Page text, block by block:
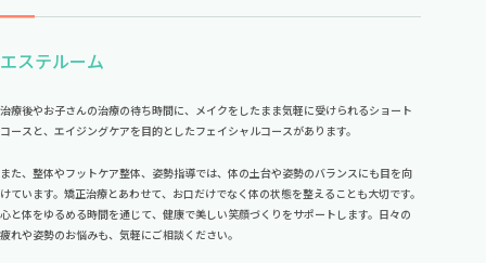
エステルーム
治療後やお子さんの治療の待ち時間に、メイクをしたまま気軽に受けられるショート
コースと、エイジングケアを目的としたフェイシャルコースがあります。
また、整体やフットケア整体、姿勢指導では、体の土台や姿勢のバランスにも目を向
けています。矯正治療とあわせて、お口だけでなく体の状態を整えることも大切です。
心と体をゆるめる時間を通じて、健康で美しい笑顔づくりをサポートします。日々の
疲れや姿勢のお悩みも、気軽にご相談ください。